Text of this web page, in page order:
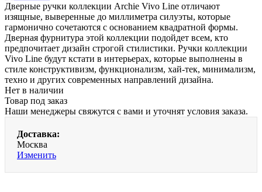
Дверные ручки коллекции Archie Vivo Line отличают
изящные, выверенные до миллиметра силуэты, которые
гармонично сочетаются с основанием квадратной формы.
Дверная фурнитура этой коллекции подойдет всем, кто
предпочитает дизайн строгой стилистики. Ручки коллекции
Vivo Line будут кстати в интерьерах, которые выполнены в
стиле конструктивизм, функционализм, хай-тек, минимализм,
техно и других современных направлений дизайна.
Нет в наличии
Товар под заказ
Наши менеджеры свяжутся с вами и уточнят условия заказа.
Доставка:
Москва
Изменить